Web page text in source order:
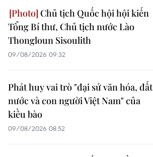
Chủ tịch Quốc hội hội kiến
Tổng Bí thư, Chủ tịch nước Lào
Thongloun Sisoulith
09/08/2026 09:32
Phát huy vai trò "đại sứ văn hóa, đất
nước và con người Việt Nam" của
kiều bào
09/08/2026 08:52